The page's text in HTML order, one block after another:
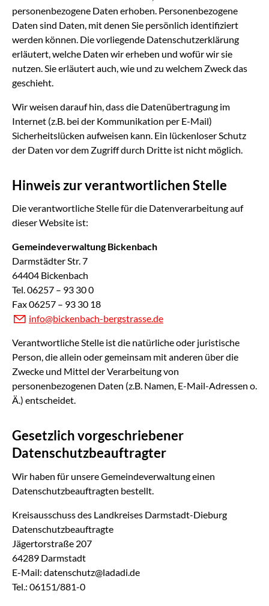
personenbezogene Daten erhoben. Personenbezogene
Daten sind Daten, mit denen Sie persönlich identifiziert
werden können. Die vorliegende Datenschutzerklärung
erläutert, welche Daten wir erheben und wofür wir sie
nutzen. Sie erläutert auch, wie und zu welchem Zweck das
geschieht.
Wir weisen darauf hin, dass die Datenübertragung im
Internet (z.B. bei der Kommunikation per E-Mail)
Sicherheitslücken aufweisen kann. Ein lückenloser Schutz
der Daten vor dem Zugriff durch Dritte ist nicht möglich.
Hinweis zur verantwortlichen Stelle
Die verantwortliche Stelle für die Datenverarbeitung auf
dieser Website ist:
Gemeindeverwaltung Bickenbach
Darmstädter Str. 7
64404 Bickenbach
Tel. 06257 – 93 30 0
Fax 06257 – 93 30 18
nf
b ck nb ch-b rgstr ss d
Verantwortliche Stelle ist die natürliche oder juristische
Person, die allein oder gemeinsam mit anderen über die
Zwecke und Mittel der Verarbeitung von
personenbezogenen Daten (z.B. Namen, E-Mail-Adressen o.
Ä.) entscheidet.
Gesetzlich vorgeschriebener
Datenschutzbeauftragter
Wir haben für unsere Gemeindeverwaltung einen
Datenschutzbeauftragten bestellt.
Kreisausschuss des Landkreises Darmstadt-Dieburg
Datenschutzbeauftragte
Jägertorstraße 207
64289 Darmstadt
E-Mail: datenschutz@ladadi.de
Tel.: 06151/881-0